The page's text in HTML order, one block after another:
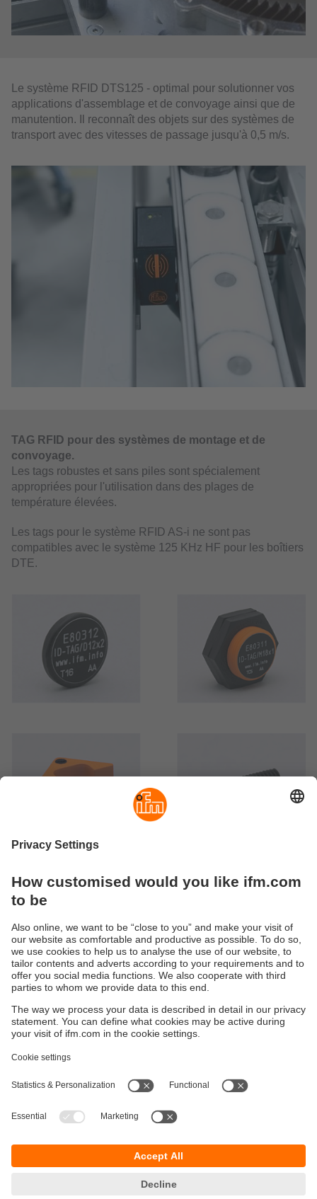
Le système RFID DTS125 - optimal pour solutionner vos
applications d'assemblage et de convoyage ainsi que de
manutention. Il reconnaît des objets sur des systèmes de
transport avec des vitesses de passage jusqu'à 0,5 m/s.
TAG RFID pour des systèmes de montage et de
convoyage.
Les tags robustes et sans piles sont spécialement
appropriées pour l'utilisation dans des plages de
température élevées.
Les tags pour le système RFID AS-i ne sont pas
compatibles avec le système 125 KHz HF pour les boîtiers
DTE.
Tags pour le système RFID AS-i
Durabilité
Conditions générales de vente
Protection des données
Responsible Disclosure
ifm electronic ag
Suisse